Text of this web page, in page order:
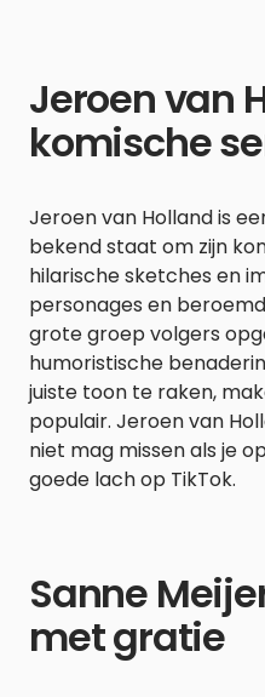
Jeroen van
komische
Jeroen van Holland is
bekend staat om zijn
hilarische sketches en
personages en
grote groep volgers
humoristische
juiste toon te raken,
populair. Jeroen van
niet mag missen als je
goede lach op TikTok.
Sanne
met gratie